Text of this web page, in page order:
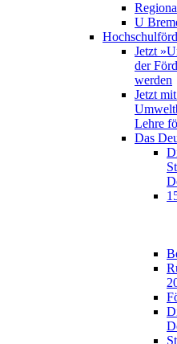
U
Jetzt
der
werden
Jetzt
Lehre
Das